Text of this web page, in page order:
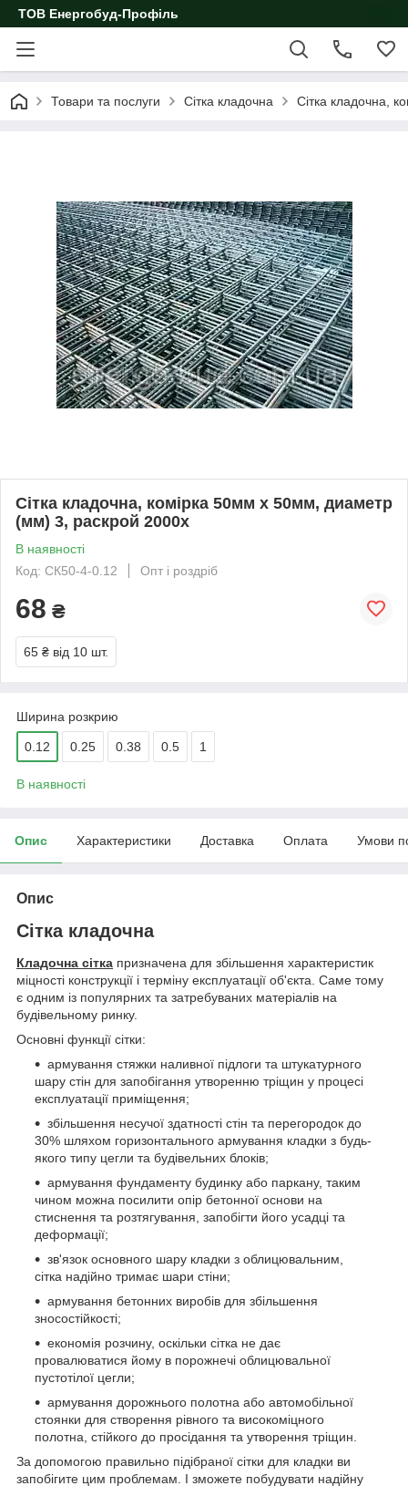
ТОВ Енергобуд-Профіль
Товари та послуги Сітка кладочна Сітка кладочна,
Сітка кладочна, комірка 50мм х 50мм, диаметр
(мм) 3, раскрой 2000х
В наявності
Код: СК50-4-0.12
Опт і роздріб
68 ₴
65 ₴ від 10 шт.
Ширина розкрию
0.12 0.25 0.38 0.5 1
В наявності
Опис Характеристики Доставка Оплата Умови
Опис
Сітка кладочна
Кладочна сітка призначена для збільшення характеристик
міцності конструкції і терміну експлуатації об'єкта. Саме тому
є одним із популярних та затребуваних матеріалів на
будівельному ринку.
Основні функції сітки:
армування стяжки наливної підлоги та штукатурного
шару стін для запобігання утворенню тріщин у процесі
експлуатації приміщення;
збільшення несучої здатності стін та перегородок до
30% шляхом горизонтального армування кладки з будь-
якого типу цегли та будівельних блоків;
армування фундаменту будинку або паркану, таким
чином можна посилити опір бетонної основи на
стиснення та розтягування, запобігти його усадці та
деформації;
зв'язок основного шару кладки з облицювальним,
сітка надійно тримає шари стіни;
армування бетонних виробів для збільшення
зносостійкості;
економія розчину, оскільки сітка не дає
провалюватися йому в порожнечі облицювальної
пустотілої цегли;
армування дорожнього полотна або автомобільної
стоянки для створення рівного та високоміцного
полотна, стійкого до просідання та утворення тріщин.
За допомогою правильно підібраної сітки для кладки ви
запобігите цим проблемам. І зможете побудувати надійну